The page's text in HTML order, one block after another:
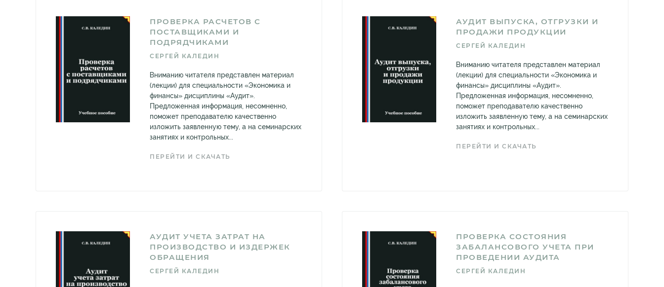
ПРОВЕРКА РАСЧЕТОВ С
ПОСТАВЩИКАМИ И
ПОДРЯДЧИКАМИ
СЕРГЕЙ КАЛЕДИН
Вниманию читателя представлен материал
(лекции) для специальности «Экономика и
финансы» дисциплины «Аудит».
Предложенная информация, несомненно,
поможет преподавателю качественно
изложить заявленную тему, а на семинарских
занятиях и контрольных...
ПЕРЕЙТИ И СКАЧАТЬ
АУДИТ ВЫПУСКА, ОТГРУЗКИ И
ПРОДАЖИ ПРОДУКЦИИ
СЕРГЕЙ КАЛЕДИН
Вниманию читателя представлен материал
(лекции) для специальности «Экономика и
финансы» дисциплины «Аудит».
Предложенная информация, несомненно,
поможет преподавателю качественно
изложить заявленную тему, а на семинарских
занятиях и контрольных...
ПЕРЕЙТИ И СКАЧАТЬ
АУДИТ УЧЕТА ЗАТРАТ НА
ПРОИЗВОДСТВО И ИЗДЕРЖЕК
ОБРАЩЕНИЯ
СЕРГЕЙ КАЛЕДИН
ПРОВЕРКА СОСТОЯНИЯ
ЗАБАЛАНСОВОГО УЧЕТА ПРИ
ПРОВЕДЕНИИ АУДИТА
СЕРГЕЙ КАЛЕДИН